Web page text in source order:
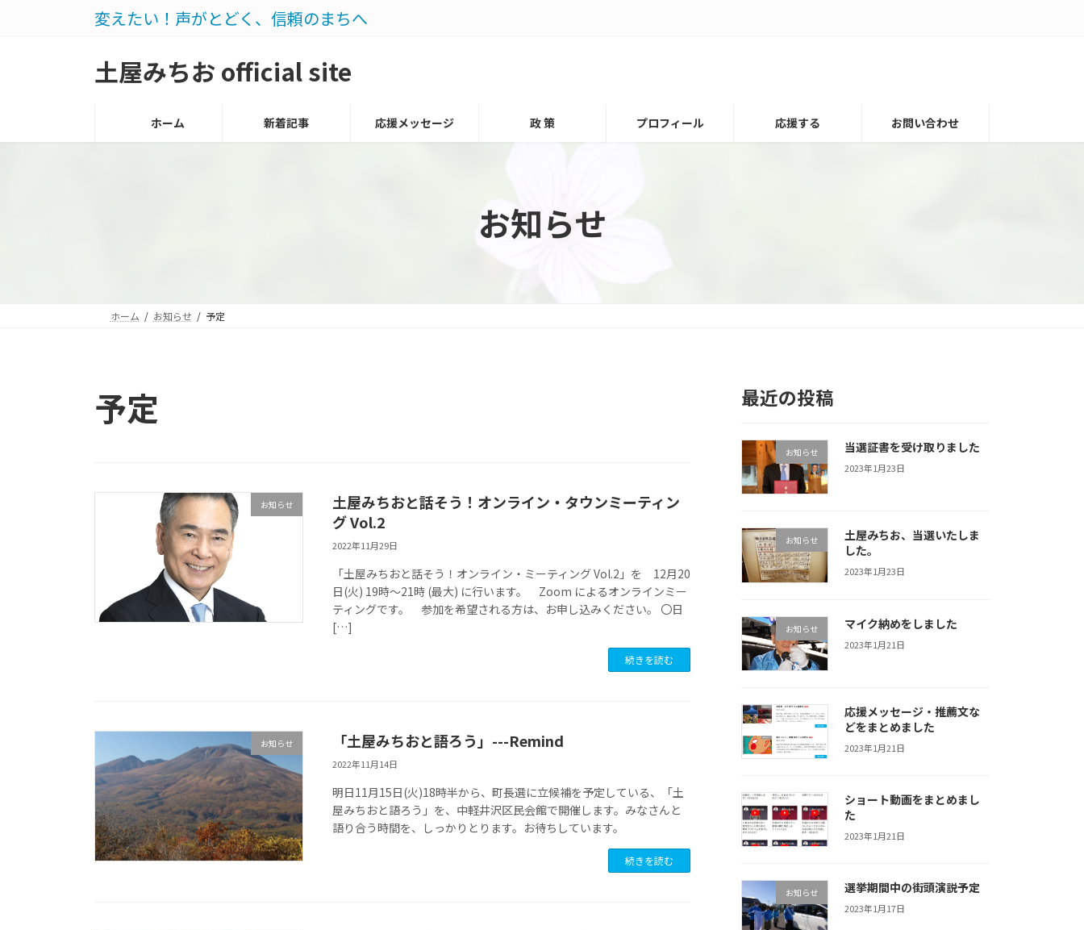
変えたい！声がとどく、信頼のまちへ
土屋みちお official site
ホーム 新着記事 応援メッセージ 政 策 プロフィール 応援する お問い合わせ
お知らせ
ホーム お知らせ 予定
予定
お知らせ
土屋みちおと話そう！オンライン・タウンミーティン
グ Vol.2
2022年11月29日
「土屋みちおと話そう！オンライン・ミーティング Vol.2」を 12月20
日(火) 19時～21時 (最大) に行います。 Zoom によるオンラインミー
ティングです。 参加を希望される方は、お申し込みください。 〇日
[…]
続きを読む
お知らせ 「土屋みちおと語ろう」---Remind
2022年11月14日
明日11月15日(火)18時半から、町長選に立候補を予定している、「土
屋みちおと語ろう」を、中軽井沢区民会館で開催します。みなさんと
語り合う時間を、しっかりとります。お待ちしています。
続きを読む
最近の投稿
お知らせ 当選証書を受け取りました
2023年1月23日
お知らせ
土屋みちお、当選いたしま
した。
2023年1月23日
お知らせ マイク納めをしました
2023年1月21日
応援メッセージ・推薦文な
どをまとめました
2023年1月21日
ショート動画をまとめまし
た
2023年1月21日
お知らせ 選挙期間中の街頭演説予定
2023年1月17日